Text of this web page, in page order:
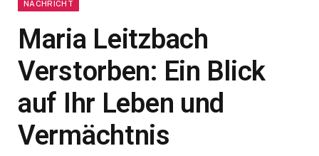
NACHRICHT
Maria Leitzbach
Verstorben: Ein Blick
auf Ihr Leben und
Vermächtnis